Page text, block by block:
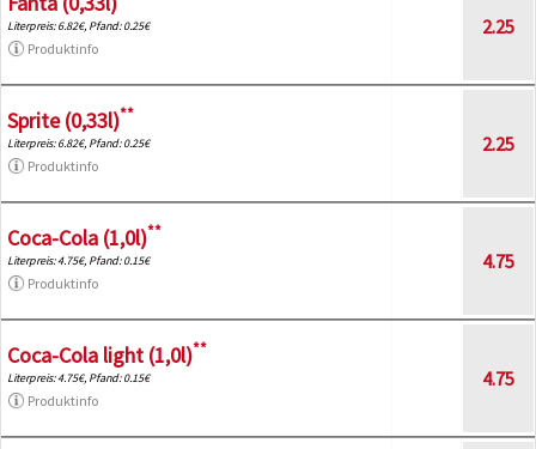
Literpreis: 6.82€, Pfand: 0.25€
Produktinfo
2.25
Sprite (0,33l)**
Literpreis: 6.82€, Pfand: 0.25€
Produktinfo
2.25
Coca-Cola (1,0l)**
Literpreis: 4.75€, Pfand: 0.15€
Produktinfo
4.75
Coca-Cola light (1,0l)**
Literpreis: 4.75€, Pfand: 0.15€
Produktinfo
4.75